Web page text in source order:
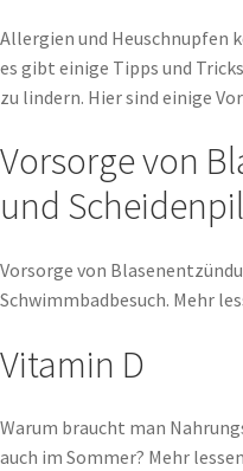
Allergien und Heuschnupfen
es gibt einige Tipps und
zu lindern. Hier sind einige
Vorsorge von
und
Vorsorge von
Schwimmbadbesuch. Mehr
Vitamin D​
Warum braucht man
auch im Sommer? Mehr